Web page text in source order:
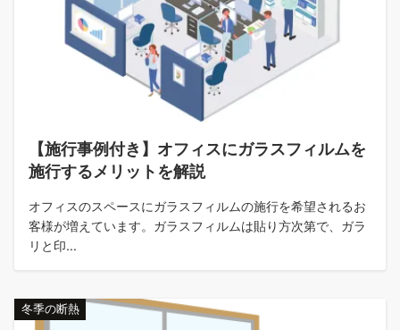
【施行事例付き】オフィスにガラスフィルムを
施行するメリットを解説
オフィスのスペースにガラスフィルムの施行を希望されるお
客様が増えています。ガラスフィルムは貼り方次第で、ガラ
リと印...
冬季の断熱